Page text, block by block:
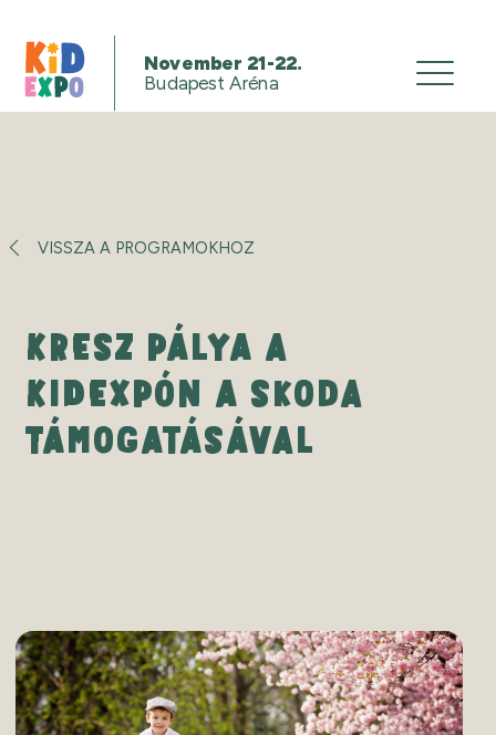
November 21-22.
Budapest Aréna
VISSZA A PROGRAMOKHOZ
KRESZ PÁLYA A
KIDEXPÓN A SKODA
TÁMOGATÁSÁVAL